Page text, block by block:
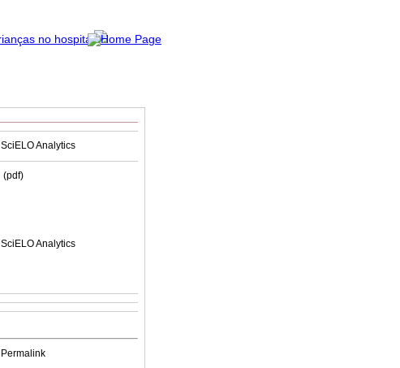
SciELO Analytics
(pdf)
SciELO Analytics
Permalink